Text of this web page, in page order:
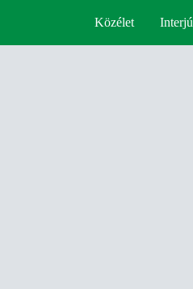
Közélet Interjú